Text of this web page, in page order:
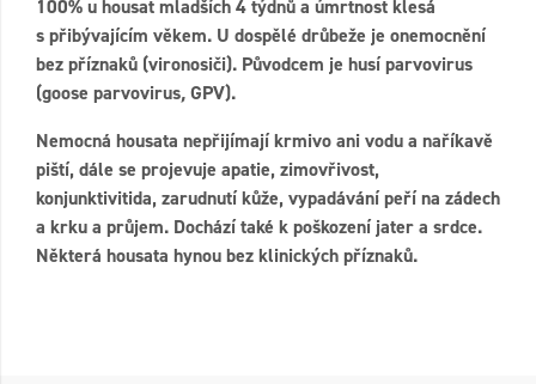
100% u housat mladších 4 týdnů a úmrtnost klesá
s přibývajícím věkem. U dospělé drůbeže je onemocnění
bez příznaků (vironosiči). Původcem je husí parvovirus
(goose parvovirus,GPV).
Nemocná housata nepřijímají krmivo ani vodu a naříkavě
piští, dále se projevuje apatie, zimovřivost,
konjunktivitida, zarudnutí kůže, vypadávání peří na zádech
a krku a průjem. Dochází také k poškození jater a srdce.
Některá housata hynou bez klinických příznaků.